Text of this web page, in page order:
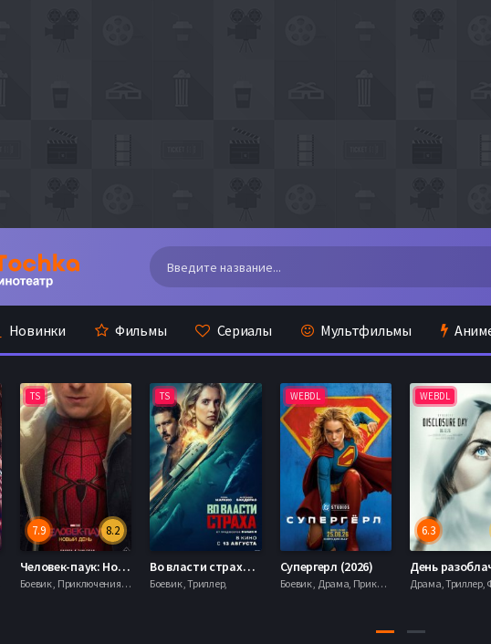
Новинки Фильмы Сериалы Мультфильмы
TS
8.2
7.9
Человек-паук: Новый день (2026)
Боевик , Приключения, Фантастика, Фэнтези,
TS
Во власти страха (2026)
Боевик , Триллер,
WEBDL
Супергерл (2026)
Боевик , Драма, Приключения, Фантастика,
WEBDL
6.3